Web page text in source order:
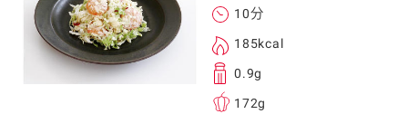
10分
185kcal
0.9g
172g